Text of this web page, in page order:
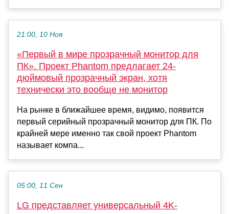
21:00, 10 Ноя
«Первый в мире прозрачный монитор для
ПК». Проект Phantom предлагает 24-
дюймовый прозрачный экран, хотя
технически это вообще не монитор
На рынке в ближайшее время, видимо, появится
первый серийный прозрачный монитор для ПК. По
крайней мере именно так свой проект Phantom
называет компа...
05:00, 11 Сен
LG представляет универсальный 4K-